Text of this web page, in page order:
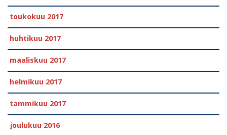
toukokuu 2017
huhtikuu 2017
maaliskuu 2017
helmikuu 2017
tammikuu 2017
joulukuu 2016